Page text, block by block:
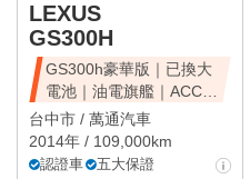
LEXUS
GS300H
GS300h豪華版｜已換大
電池｜油電旗艦｜ACC｜
天窗豪華房
台中市 / 萬通汽車
2014年 / 109,000km
認證車
五大保證